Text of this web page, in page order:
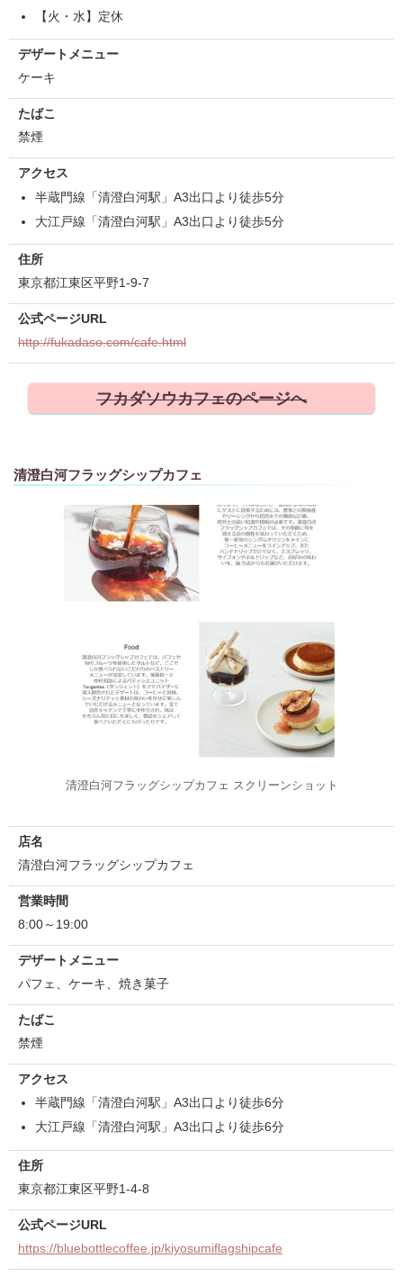
【火・水】定休
デザートメニュー
ケーキ
たばこ
禁煙
アクセス
半蔵門線「清澄白河駅」A3出口より徒歩5分
大江戸線「清澄白河駅」A3出口より徒歩5分
住所
東京都江東区平野1-9-7
公式ページURL
http://fukadaso.com/cafe.html
フカダソウカフェのページへ
清澄白河フラッグシップカフェ
清澄白河フラッグシップカフェ スクリーンショット
店名
清澄白河フラッグシップカフェ
営業時間
8:00～19:00
デザートメニュー
パフェ、ケーキ、焼き菓子
たばこ
禁煙
アクセス
半蔵門線「清澄白河駅」A3出口より徒歩6分
大江戸線「清澄白河駅」A3出口より徒歩6分
住所
東京都江東区平野1-4-8
公式ページURL
https://bluebottlecoffee.jp/kiyosumiflagshipcafe